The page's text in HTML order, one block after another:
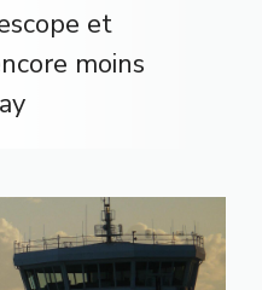
et
moins